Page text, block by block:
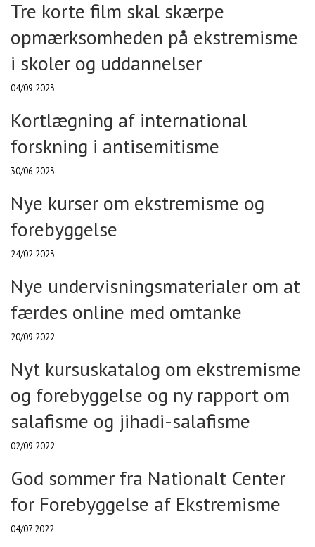
Tre korte film skal skærpe
opmærksomheden på ekstremisme
i skoler og uddannelser
04/09 2023
Kortlægning af international
forskning i antisemitisme
30/06 2023
Nye kurser om ekstremisme og
forebyggelse
24/02 2023
Nye undervisningsmaterialer om at
færdes online med omtanke
20/09 2022
Nyt kursuskatalog om ekstremisme
og forebyggelse og ny rapport om
salafisme og jihadi-salafisme
02/09 2022
God sommer fra Nationalt Center
for Forebyggelse af Ekstremisme
04/07 2022